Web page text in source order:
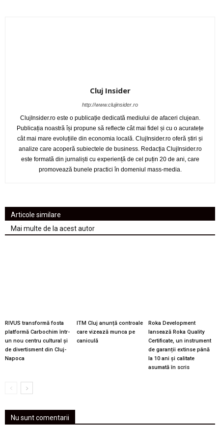
Cluj Insider
http://www.clujinsider.ro
ClujInsider.ro este o publicație dedicată mediului de afaceri clujean.
Publicația noastră își propune să reflecte cât mai fidel și cu o acuratețe
cât mai mare evoluțiile din economia locală. ClujInsider.ro oferă știri și
analize care acoperă subiectele de business. Redacția ClujInsider.ro
este formată din jurnaliști cu experiență de cel puțin 20 de ani, care
promovează bunele practici în domeniul mass-media.
Articole similare
Mai multe de la acest autor
RIVUS transformă fosta
platformă Carbochim într-
un nou centru cultural și
de divertisment din Cluj-
Napoca
ITM Cluj anunță controale
care vizează munca pe
caniculă
Roka Development
lansează Roka Quality
Certificate, un instrument
de garanții extinse până
la 10 ani și calitate
asumată în scris
Nu sunt comentarii